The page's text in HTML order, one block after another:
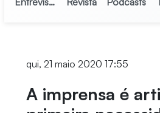
qui, 21 maio 2020 17:55
A imprensa é